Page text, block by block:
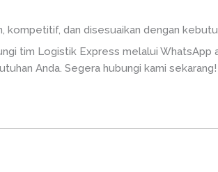
dan disesuaikan dengan
tim Logistik Express melalui WhatsApp
Anda. Segera hubungi kami sekarang!